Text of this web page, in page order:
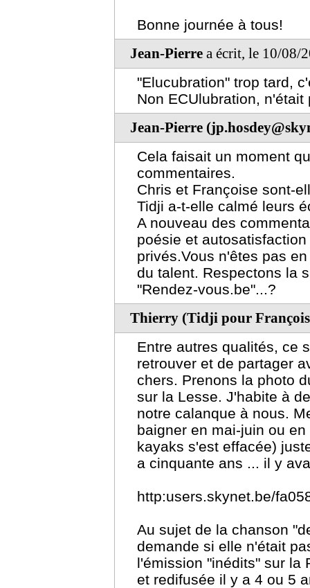
Bonne journée à tous!
Jean-Pierre a écrit, le 10/08/
"Elucubration" trop tard,
Non ECUlubration, n'était
Jean-Pierre
Cela faisait un moment
commentaires.
Chris et Françoise sont-
Tidji a-t-elle calmé leurs
A nouveau des
poésie et
privés.Vous n'êtes pas
du talent. Respectons la
"Rendez-vous.be"...?
Thierry (Tidji pour
Entre autres qualités, ce
retrouver et de partager
chers. Prenons la photo
sur la Lesse. J'habite à
notre calanque à nous.
baigner en mai-juin ou
kayaks s'est effacée)
a cinquante ans ... il y
http:users.skynet.be/
Au sujet de la chanson
demande si elle n'était
l'émission "inédits" sur la
et redifusée il y a 4 ou 5